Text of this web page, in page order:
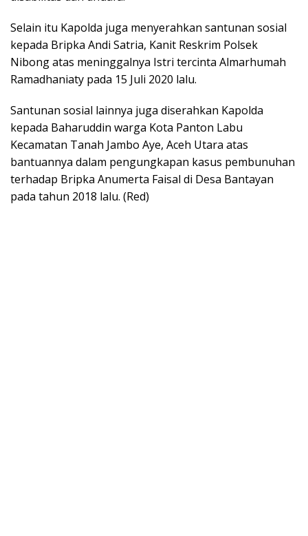
Selain itu Kapolda juga menyerahkan santunan sosial
kepada Bripka Andi Satria, Kanit Reskrim Polsek
Nibong atas meninggalnya Istri tercinta Almarhumah
Ramadhaniaty pada 15 Juli 2020 lalu.
Santunan sosial lainnya juga diserahkan Kapolda
kepada Baharuddin warga Kota Panton Labu
Kecamatan Tanah Jambo Aye, Aceh Utara atas
bantuannya dalam pengungkapan kasus pembunuhan
terhadap Bripka Anumerta Faisal di Desa Bantayan
pada tahun 2018 lalu. (Red)